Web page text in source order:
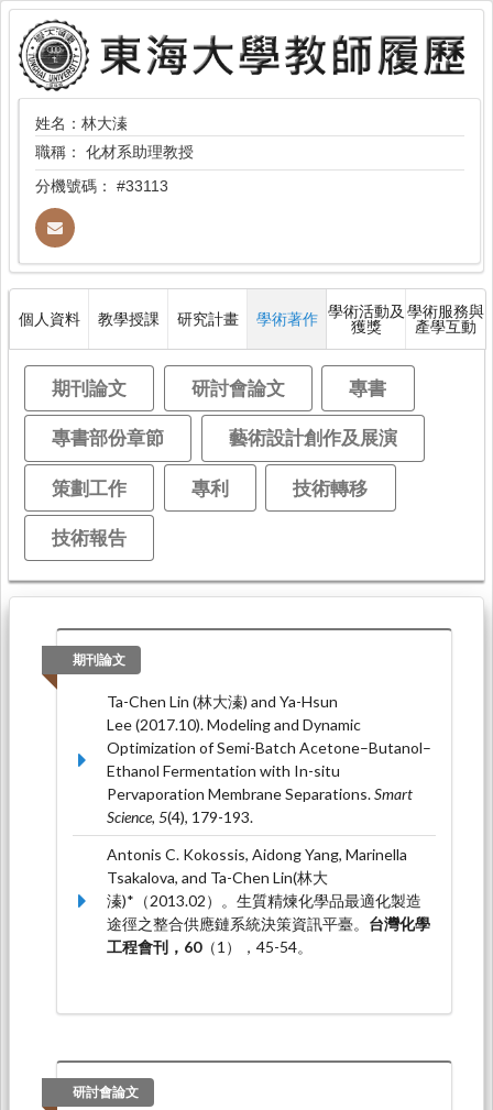
姓名：林大溱
職稱： 化材系助理教授
分機號碼： #33113
個人資料 教學授課 研究計畫 學術著作 學術活動及
獲獎
學術服務與
產學互動
期刊論文 研討會論文 專書
專書部份章節 藝術設計創作及展演
策劃工作 專利 技術轉移
技術報告
期刊論文
Ta-Chen Lin (林大溱) and Ya-Hsun
Lee (2017.10). Modeling and Dynamic
Optimization of Semi-Batch Acetone–Butanol–
Ethanol Fermentation with In-situ
Pervaporation Membrane Separations.Smart
Science, 5(4), 179-193.
Antonis C. Kokossis, Aidong Yang, Marinella
Tsakalova, and Ta-Chen Lin(林大
溱)*（2013.02）。生質精煉化學品最適化製造
途徑之整合供應鏈系統決策資訊平臺。 台灣化學
工程會刊，60（1），45-54。
研討會論文